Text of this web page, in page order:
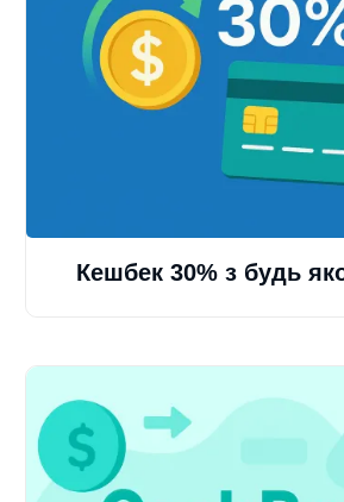
Кешбек 30% з будь